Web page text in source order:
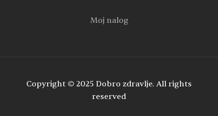
Moj nalog
Copyright © 2025 Dobro zdravlje. All rights
reserved